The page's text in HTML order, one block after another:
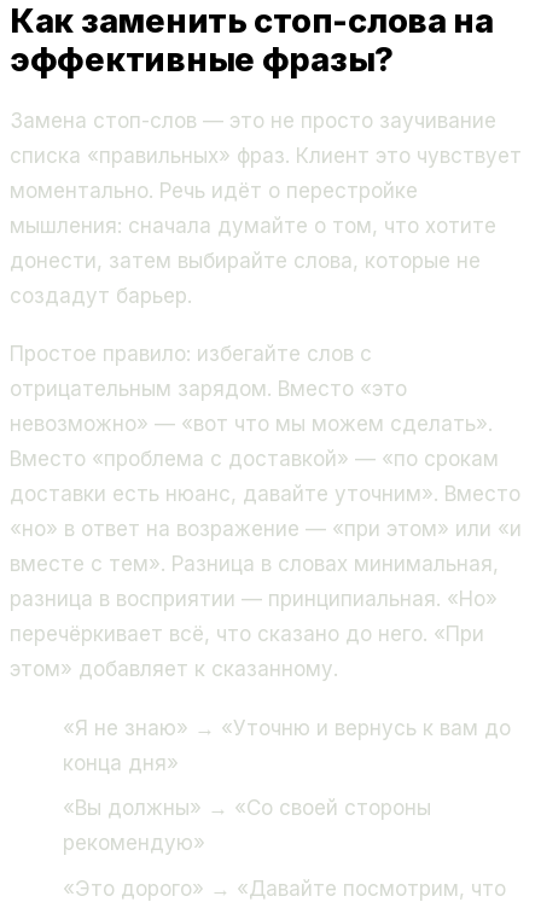
Как заменить стоп-слова на
эффективные фразы?
Замена стоп-слов — это не просто заучивание
списка «правильных» фраз. Клиент это чувствует
моментально. Речь идёт о перестройке
мышления: сначала думайте о том, что хотите
донести, затем выбирайте слова, которые не
создадут барьер.
Простое правило: избегайте слов с
отрицательным зарядом. Вместо «это
невозможно» — «вот что мы можем сделать».
Вместо «проблема с доставкой» — «по срокам
доставки есть нюанс, давайте уточним». Вместо
«но» в ответ на возражение — «при этом» или «и
вместе с тем». Разница в словах минимальная,
разница в восприятии — принципиальная. «Но»
перечёркивает всё, что сказано до него. «При
этом» добавляет к сказанному.
«Я не знаю» → «Уточню и вернусь к вам до
конца дня»
«Вы должны» → «Со своей стороны
рекомендую»
«Это дорого» → «Давайте посмотрим, что